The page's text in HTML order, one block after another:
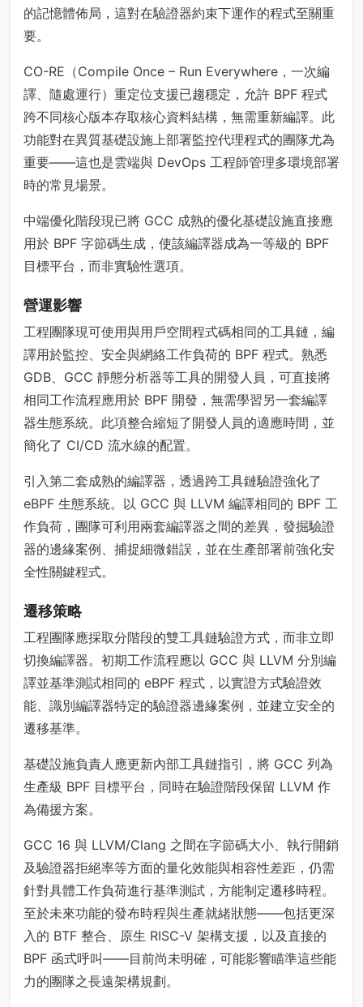
的記憶體佈局，這對在驗證器約束下運作的程式至關重
要。
CO-RE（Compile Once – Run Everywhere，一次編
譯、隨處運行）重定位支援已趨穩定，允許 BPF 程式
跨不同核心版本存取核心資料結構，無需重新編譯。此
功能對在異質基礎設施上部署監控代理程式的團隊尤為
重要——這也是雲端與 DevOps 工程師管理多環境部署
時的常見場景。
中端優化階段現已將 GCC 成熟的優化基礎設施直接應
用於 BPF 字節碼生成，使該編譯器成為一等級的 BPF
目標平台，而非實驗性選項。
營運影響
工程團隊現可使用與用戶空間程式碼相同的工具鏈，編
譯用於監控、安全與網絡工作負荷的 BPF 程式。熟悉
GDB、GCC 靜態分析器等工具的開發人員，可直接將
相同工作流程應用於 BPF 開發，無需學習另一套編譯
器生態系統。此項整合縮短了開發人員的適應時間，並
簡化了 CI/CD 流水線的配置。
引入第二套成熟的編譯器，透過跨工具鏈驗證強化了
eBPF 生態系統。以 GCC 與 LLVM 編譯相同的 BPF 工
作負荷，團隊可利用兩套編譯器之間的差異，發掘驗證
器的邊緣案例、捕捉細微錯誤，並在生產部署前強化安
全性關鍵程式。
遷移策略
工程團隊應採取分階段的雙工具鏈驗證方式，而非立即
切換編譯器。初期工作流程應以 GCC 與 LLVM 分別編
譯並基準測試相同的 eBPF 程式，以實證方式驗證效
能、識別編譯器特定的驗證器邊緣案例，並建立安全的
遷移基準。
基礎設施負責人應更新內部工具鏈指引，將 GCC 列為
生產級 BPF 目標平台，同時在驗證階段保留 LLVM 作
為備援方案。
GCC 16 與 LLVM/Clang 之間在字節碼大小、執行開銷
及驗證器拒絕率等方面的量化效能與相容性差距，仍需
針對具體工作負荷進行基準測試，方能制定遷移時程。
至於未來功能的發布時程與生產就緒狀態——包括更深
入的 BTF 整合、原生 RISC-V 架構支援，以及直接的
BPF 函式呼叫——目前尚未明確，可能影響瞄準這些能
力的團隊之長遠架構規劃。